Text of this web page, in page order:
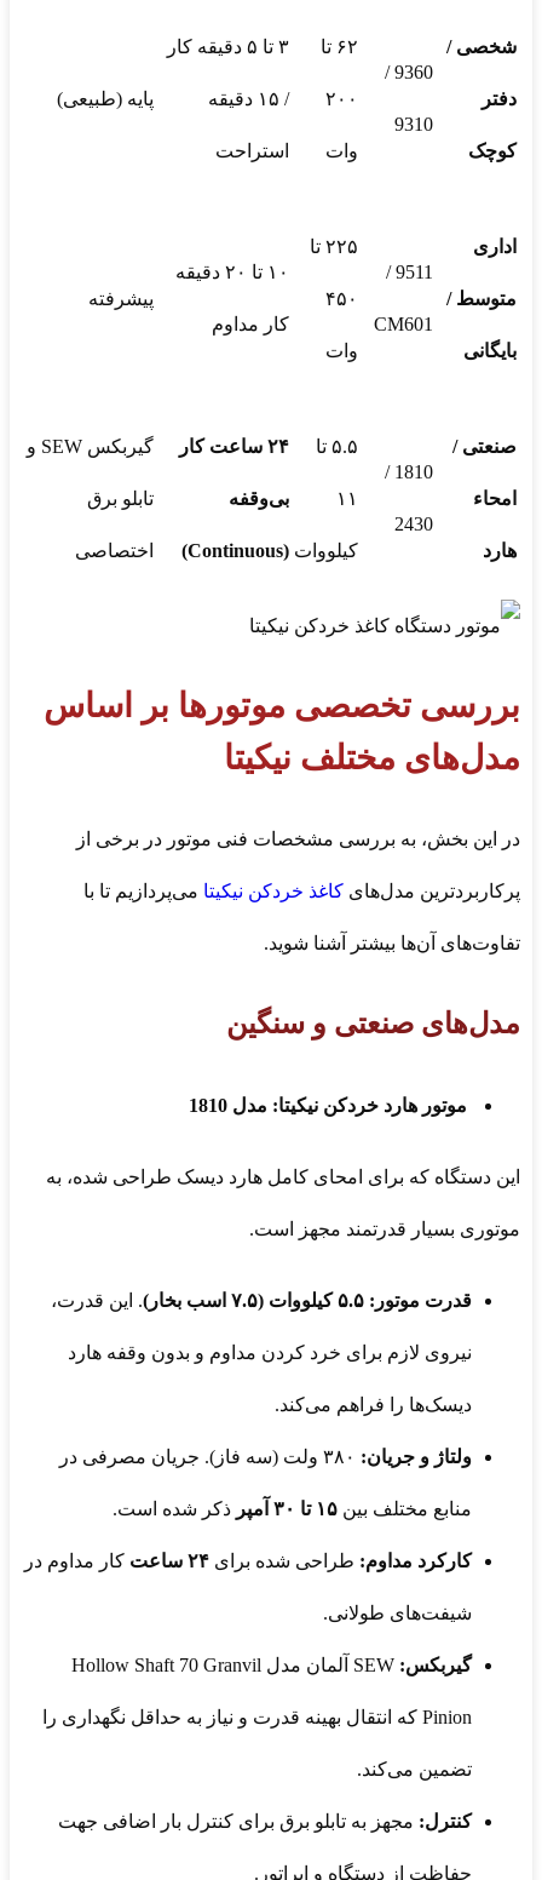
شخصی /
دفتر
کوچک
9360 /
9310
۶۲ تا
۲۰۰
وات
۳ تا ۵ دقیقه کار
/ ۱۵ دقیقه
استراحت
پایه (طبیعی)
اداری
متوسط /
بایگانی
9511 /
CM601
۲۲۵ تا
۴۵۰
وات
۱۰ تا ۲۰ دقیقه
کار مداوم
پیشرفته
صنعتی /
امحاء
هارد
1810 /
2430
۵.۵ تا
۱۱
کیلووات
۲۴ ساعت کار
بی‌وقفه
(
Continuous)
گیربکس SEW و
تابلو برق
اختصاصی
بررسی تخصصی موتورها بر اساس
مدل‌های مختلف نیکیتا
در این بخش، به بررسی مشخصات فنی موتور در برخی از
پرکاربردترین مدل‌های کاغذ خردکن نیکیتا می‌پردازیم تا با
تفاوت‌های آن‌ها بیشتر آشنا شوید.
مدل‌های صنعتی و سنگین
موتور هارد خردکن نیکیتا: مدل 1810
این دستگاه که برای امحای کامل هارد دیسک طراحی شده، به
موتوری بسیار قدرتمند مجهز است.
قدرت موتور: ۵.۵ کیلووات (۷.۵ اسب بخار) . این قدرت،
نیروی لازم برای خرد کردن مداوم و بدون وقفه هارد
دیسک‌ها را فراهم می‌کند.
ولتاژ و جریان: ۳۸۰ ولت (سه فاز). جریان مصرفی در
منابع مختلف بین ۱۵ تا ۳۰ آمپر ذکر شده است.
کارکرد مداوم: طراحی شده برای ۲۴ ساعت کار مداوم در
شیفت‌های طولانی.
گیربکس: SEW آلمان مدل Hollow Shaft 70 Granvil
Pinion که انتقال بهینه قدرت و نیاز به حداقل نگهداری را
تضمین می‌کند.
کنترل: مجهز به تابلو برق برای کنترل بار اضافی جهت
حفاظت از دستگاه و اپراتور.